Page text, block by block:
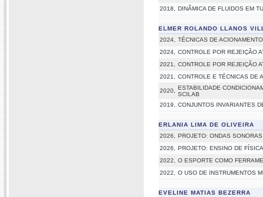
2018,
DINÂMICA DE FLUIDOS EM
ELMER ROLANDO LLANOS
2024,
TÉCNICAS DE
2024,
CONTROLE POR REJEIÇÃO
2021,
CONTROLE POR REJEIÇÃO
2021,
CONTROLE E TÉCNICAS DE
2020,
ESTABILIDADE
SCILAB
2019,
CONJUNTOS INVARIANTES
ERLANIA LIMA DE OLIVEIRA
2026,
PROJETO: ONDAS
2026,
PROJETO: ENSINO DE
2022,
O ESPORTE COMO
2022,
O USO DE INSTRUMENTOS
EVELINE MATIAS BEZERRA